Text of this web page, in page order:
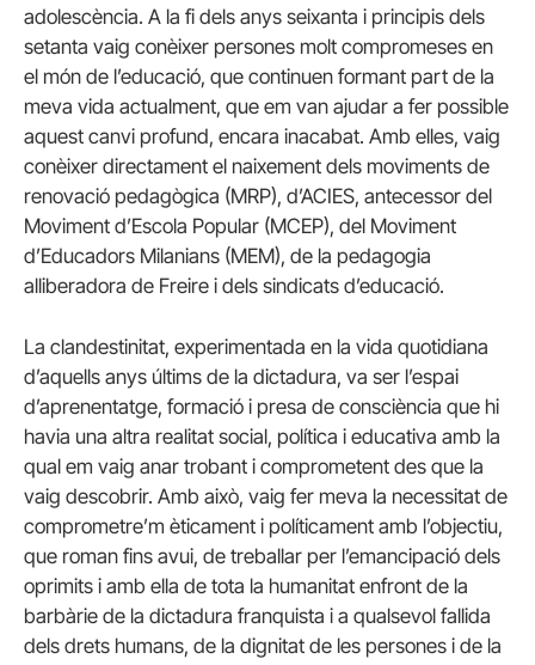
adolescència. A la fi dels anys seixanta i principis dels
setanta vaig conèixer persones molt compromeses en
el món de l’educació, que continuen formant part de la
meva vida actualment, que em van ajudar a fer possible
aquest canvi profund, encara inacabat. Amb elles, vaig
conèixer directament el naixement dels moviments de
renovació pedagògica (MRP), d’ACIES, antecessor del
Moviment d’Escola Popular (MCEP), del Moviment
d’Educadors Milanians (MEM), de la pedagogia
alliberadora de Freire i dels sindicats d’educació.
La clandestinitat, experimentada en la vida quotidiana
d’aquells anys últims de la dictadura, va ser l’espai
d’aprenentatge, formació i presa de consciència que hi
havia una altra realitat social, política i educativa amb la
qual em vaig anar trobant i comprometent des que la
vaig descobrir. Amb això, vaig fer meva la necessitat de
comprometre’m èticament i políticament amb l’objectiu,
que roman fins avui, de treballar per l’emancipació dels
oprimits i amb ella de tota la humanitat enfront de la
barbàrie de la dictadura franquista i a qualsevol fallida
dels drets humans, de la dignitat de les persones i de la